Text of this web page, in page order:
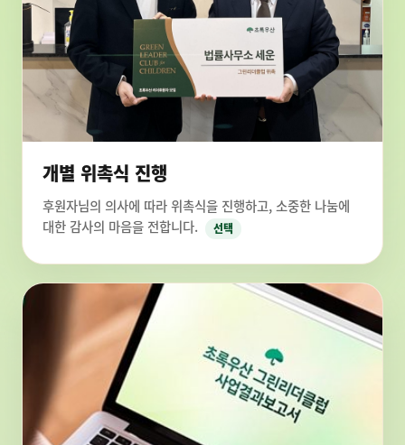
개별 위촉식 진행
후원자님의 의사에 따라 위촉식을 진행하고, 소중한 나눔에
대한 감사의 마음을 전합니다.
선택